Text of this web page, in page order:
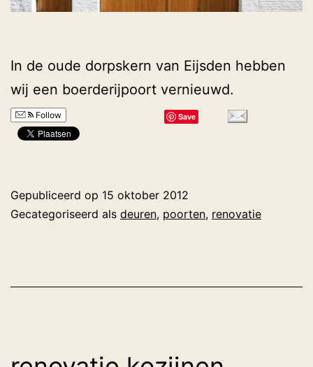
In de oude dorpskern van Eijsden hebben
wij een boerderijpoort vernieuwd.
Follow Save
Gepubliceerd op 15 oktober 2012
Gecategoriseerd als deuren, poorten, renovatie